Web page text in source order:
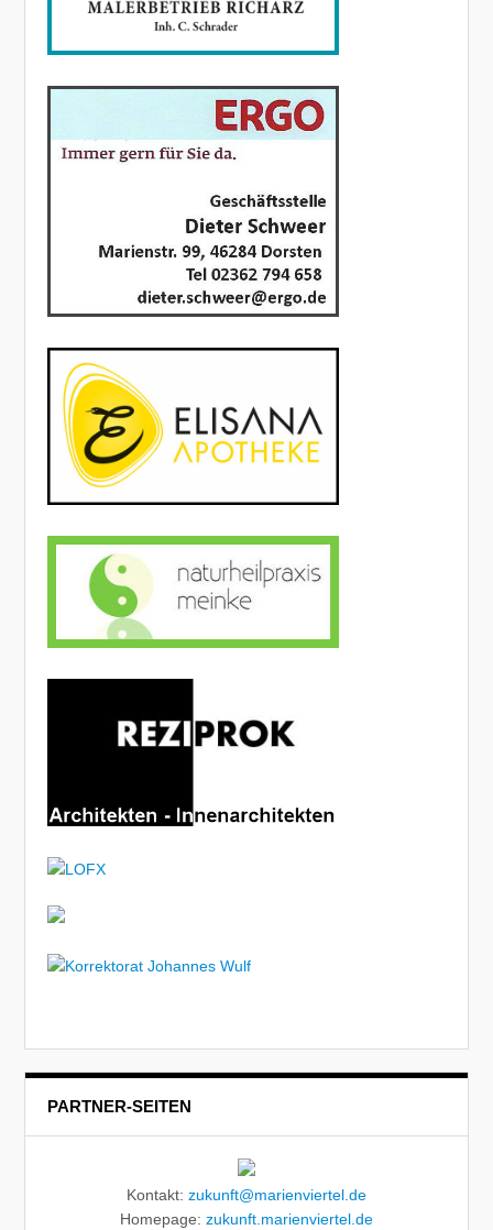
PARTNER-SEITEN
Kontakt: zukunft@marienviertel.de
Homepage: zukunft.marienviertel.de